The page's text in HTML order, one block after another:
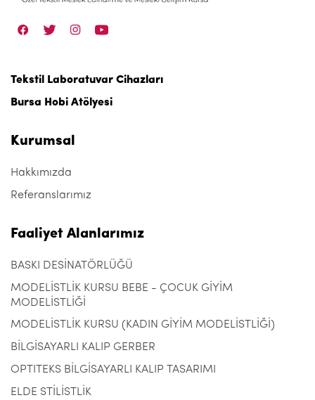
Tekstil Laboratuvar Cihazları
Bursa Hobi Atölyesi
Kurumsal
Hakkımızda
Referanslarımız
Faaliyet Alanlarımız
BASKI DESİNATÖRLÜĞÜ
MODELİSTLİK KURSU BEBE - ÇOCUK GİYİM
MODELİSTLİĞİ
MODELİSTLİK KURSU (KADIN GİYİM MODELİSTLİĞİ)
BİLGİSAYARLI KALIP GERBER
OPTITEKS BİLGİSAYARLI KALIP TASARIMI
ELDE STİLİSTLİK